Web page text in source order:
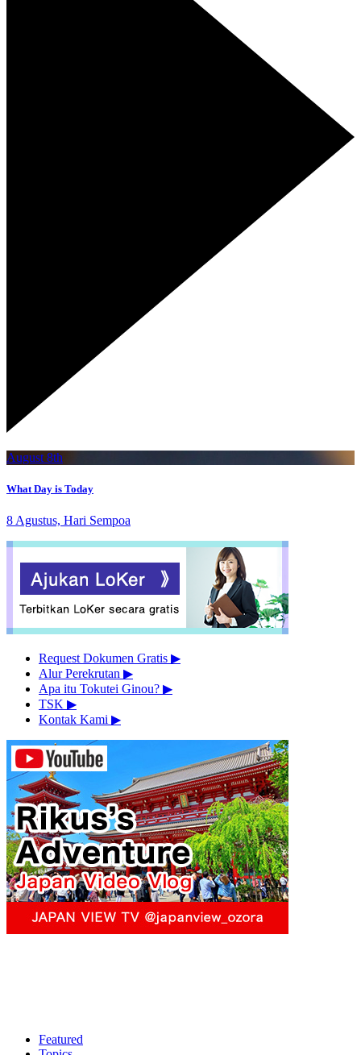
August 8th
What Day is Today
8 Agustus, Hari Sempoa
Request Dokumen Gratis ▶︎
Alur Perekrutan ▶︎
Apa itu Tokutei Ginou? ▶︎
TSK ▶︎
Kontak Kami ▶︎
Featured